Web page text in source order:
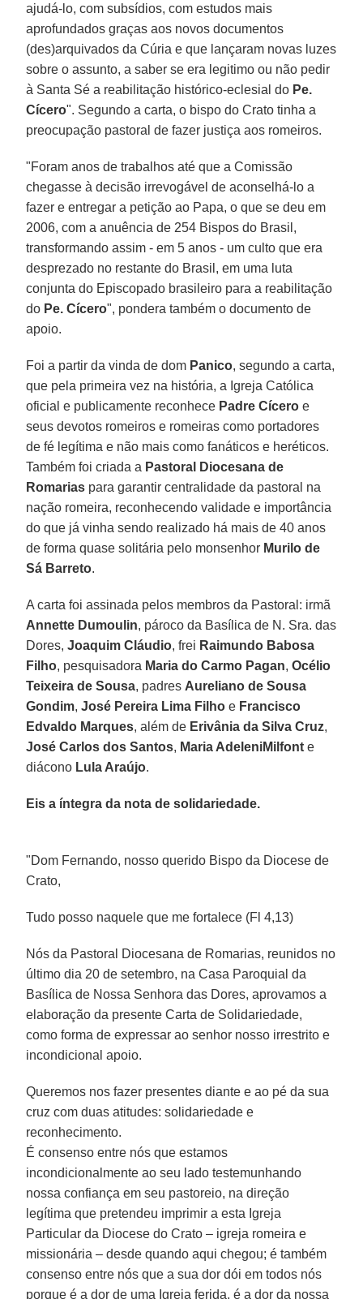
ajudá-lo, com subsídios, com estudos mais
aprofundados graças aos novos documentos
(des)arquivados da Cúria e que lançaram novas luzes
sobre o assunto, a saber se era legitimo ou não pedir
à Santa Sé a reabilitação histórico-eclesial do Pe.
Cícero". Segundo a carta, o bispo do Crato tinha a
preocupação pastoral de fazer justiça aos romeiros.
"Foram anos de trabalhos até que a Comissão
chegasse à decisão irrevogável de aconselhá-lo a
fazer e entregar a petição ao Papa, o que se deu em
2006, com a anuência de 254 Bispos do Brasil,
transformando assim - em 5 anos - um culto que era
desprezado no restante do Brasil, em uma luta
conjunta do Episcopado brasileiro para a reabilitação
do Pe. Cícero", pondera também o documento de
apoio.
Foi a partir da vinda de dom Panico, segundo a carta,
que pela primeira vez na história, a Igreja Católica
oficial e publicamente reconhece Padre Cícero e
seus devotos romeiros e romeiras como portadores
de fé legítima e não mais como fanáticos e heréticos.
Também foi criada a Pastoral Diocesana de
Romarias para garantir centralidade da pastoral na
nação romeira, reconhecendo validade e importância
do que já vinha sendo realizado há mais de 40 anos
de forma quase solitária pelo monsenhor Murilo de
Sá Barreto.
A carta foi assinada pelos membros da Pastoral: irmã
Annette Dumoulin, pároco da Basílica de N. Sra. das
Dores,Joaquim Cláudio, frei Raimundo Babosa
Filho, pesquisadora Maria do Carmo Pagan,Océlio
Teixeira de Sousa, padres Aureliano de Sousa
Gondim,José Pereira Lima Filho e Francisco
Edvaldo Marques, além de Erivânia da Silva Cruz,
José Carlos dos Santos, Maria AdeleniMilfont e
diácono Lula Araújo.
Eis a íntegra da nota de solidariedade.
"Dom Fernando, nosso querido Bispo da Diocese de
Crato,
Tudo posso naquele que me fortalece (Fl 4,13)
Nós da Pastoral Diocesana de Romarias, reunidos no
último dia 20 de setembro, na Casa Paroquial da
Basílica de Nossa Senhora das Dores, aprovamos a
elaboração da presente Carta de Solidariedade,
como forma de expressar ao senhor nosso irrestrito e
incondicional apoio.
Queremos nos fazer presentes diante e ao pé da sua
cruz com duas atitudes: solidariedade e
reconhecimento.
É consenso entre nós que estamos
incondicionalmente ao seu lado testemunhando
nossa confiança em seu pastoreio, na direção
legítima que pretendeu imprimir a esta Igreja
Particular da Diocese do Crato – igreja romeira e
missionária – desde quando aqui chegou; é também
consenso entre nós que a sua dor dói em todos nós
porque é a dor de uma Igreja ferida, é a dor da nossa